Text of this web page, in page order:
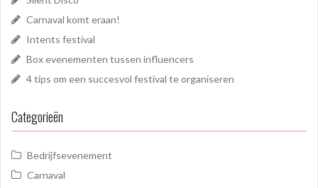
Carnaval komt eraan!
Intents festival
Box evenementen tussen influencers
4 tips om een succesvol festival te organiseren
Categorieën
Bedrijfsevenement
Carnaval